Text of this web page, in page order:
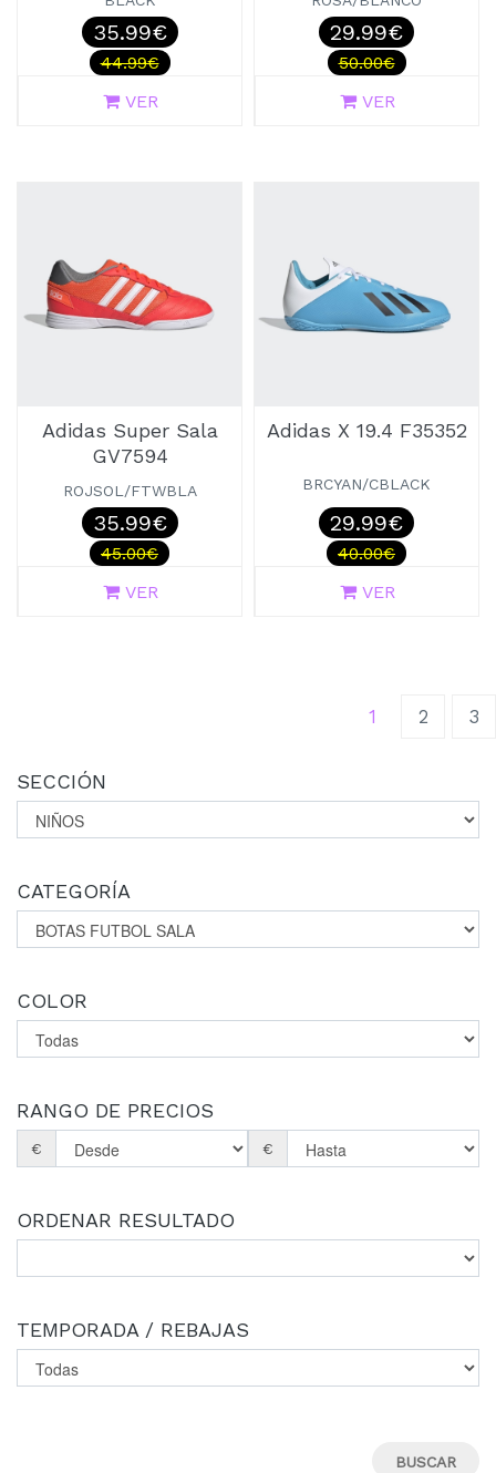
35.99€
44.99€
VER
29.99€
50.00€
VER
Adidas Super Sala
GV7594
ROJSOL/FTWBLA
35.99€
45.00€
VER
Adidas X 19.4 F35352
BRCYAN/CBLACK
29.99€
40.00€
VER
1 (current)
2 3
SECCIÓN
CATEGORÍA
COLOR
RANGO DE PRECIOS
€ €
ORDENAR RESULTADO
TEMPORADA / REBAJAS